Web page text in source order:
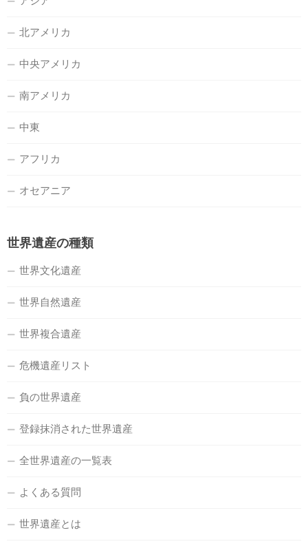
北アメリカ
中央アメリカ
南アメリカ
中東
アフリカ
オセアニア
世界遺産の種類
世界文化遺産
世界自然遺産
世界複合遺産
危機遺産リスト
負の世界遺産
登録抹消された世界遺産
全世界遺産の一覧表
よくある質問
世界遺産とは